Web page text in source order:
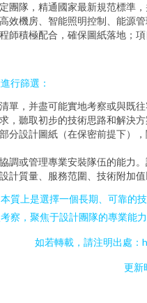
團隊，精通國家最新規范標準
效機房、智能照明控制、能源
師積極配合，確保圖紙落地；
行篩選：
單，并盡可能實地考察或與既
，聽取初步的技術思路和解決
分設計圖紙（在保密前提下）
調或管理專業安裝隊伍的能力
計質量、服務范圍、技術附加
質上是選擇一個長期、可靠的
察，聚焦于設計團隊的專業能
如若轉載，請注明出處
更新